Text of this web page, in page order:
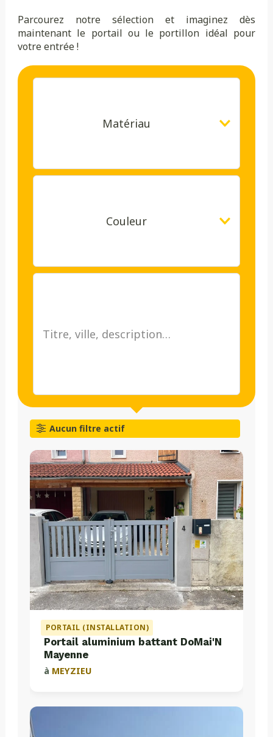
Parcourez notre sélection et imaginez dès
maintenant le portail ou le portillon idéal pour
votre entrée !
Matériau
Couleur
Aucun filtre actif
PORTAIL (INSTALLATION)
Portail aluminium battant DoMai'N
Mayenne
à MEYZIEU